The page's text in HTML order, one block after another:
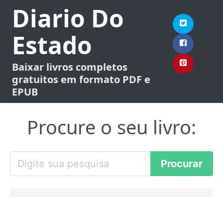
Diario Do
Estado
Baixar livros completos
gratuitos em formato PDF e
EPUB
Procure o seu livro: